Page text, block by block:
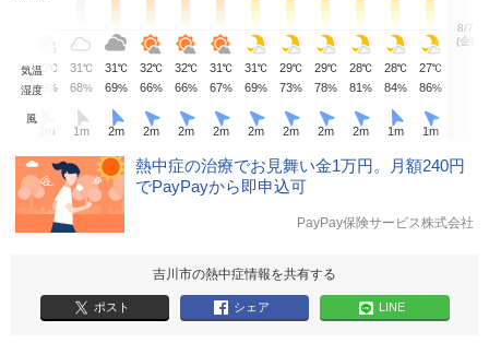
8/7
(金)
気温
℃ 30 ℃ 31℃ 31℃ 32℃ 32℃ 31℃ 31℃ 29℃ 29℃ 28℃ 28℃ 27℃
湿度
% 69 % 68% 69% 66% 66% 67% 69% 73% 78% 81% 84% 86%
風
m 1m 2m 2m 2m 2m 2m 2m 2m 2m 1m 1m
熱中症の治療でお見舞い金1万円。月額240円
でPayPayから即申込可
PayPay保険サービス株式会社
吉川市の熱中症情報を共有する
ポスト シェア LINE